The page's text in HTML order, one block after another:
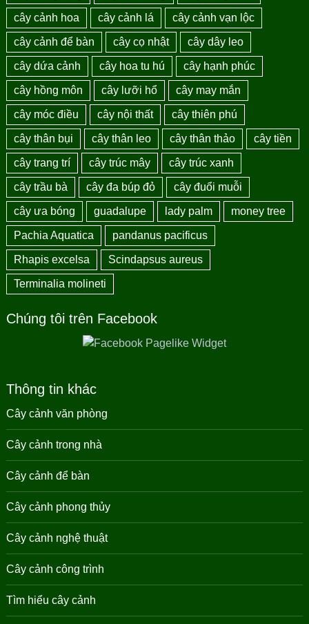
cây cảnh hoa cây cảnh lá cây cảnh vạn lộc
cây cảnh để bàn cây cọ nhật cây dây leo
cây dứa cảnh cây hoa tu hú cây hạnh phúc
cây hồng môn cây lưỡi hổ cây may mắn
cây móc điều cây nội thất cây thiên phú
cây thân bụi cây thân leo cây thân thảo cây tiền
cây trang trí cây trúc mây cây trúc xanh
cây trầu bà cây đa búp đỏ cây đuổi muỗi
cây ưa bóng guadalupe lady palm money tree
Pachia Aquatica pandanus pacificus
Rhapis excelsa Scindapsus aureus
Terminalia molineti
Chúng tôi trên Facebook
Thông tin khác
Cây cảnh văn phòng
Cây cảnh trong nhà
Cây cảnh để bàn
Cây cảnh phong thủy
Cây cảnh nghệ thuật
Cây cảnh công trình
Tìm hiểu cây cảnh